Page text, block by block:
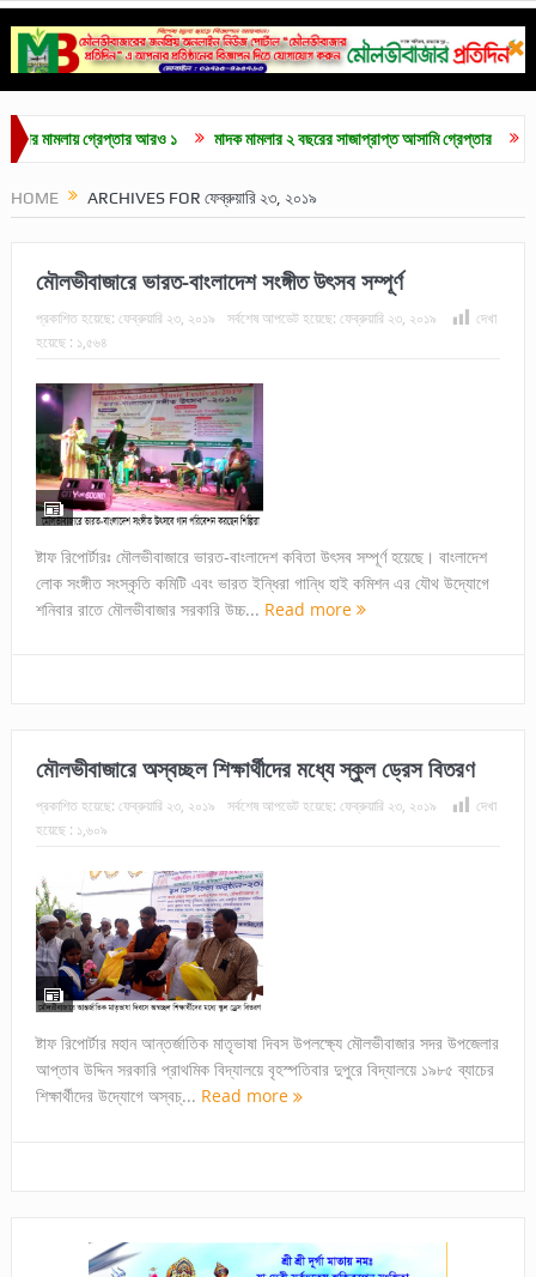
গ্রেপ্তার আরও ১ মাদক মামলার ২ বছরের সাজাপ্রাপ্ত আসামি গ্রেপ্তার
HOME ARCHIVES FOR ফেব্রুয়ারি ২৩, ২০১৯
মৌলভীবাজারে ভারত-বাংলাদেশ সংঙ্গীত উৎসব সম্পূর্ণ
প্রকাশিত হয়েছে: ফেব্রুয়ারি ২৩, ২০১৯ সর্বশেষ আপডেট হয়েছে: ফেব্রুয়ারি ২৩, ২০১৯
দেখা
হয়েছে : ১,৫৬৪
ষ্টাফ রিপোর্টারঃ মৌলভীবাজারে ভারত-বাংলাদেশ কবিতা উৎসব সম্পূর্ণ হয়েছে। বাংলাদেশ
লোক সংঙ্গীত সংস্কৃতি কমিটি এবং ভারত ইন্ধিরা গান্ধি হাই কমিশন এর যৌথ উদ্যোগে
শনিবার রাতে মৌলভীবাজার সরকারি উচ্চ... Read more
মৌলভীবাজারে অস্বচ্ছল শিক্ষার্থীদের মধ্যে স্কুল ড্রেস বিতরণ
প্রকাশিত হয়েছে: ফেব্রুয়ারি ২৩, ২০১৯ সর্বশেষ আপডেট হয়েছে: ফেব্রুয়ারি ২৩, ২০১৯
দেখা
হয়েছে : ১,৬০৯
ষ্টাফ রিপোর্টার মহান আন্তর্জাতিক মাতৃভাষা দিবস উপলক্ষ্যে মৌলভীবাজার সদর উপজেলার
আপ্তাব উদ্দিন সরকারি প্রাথমিক বিদ্যালয়ে বৃহস্পতিবার দুপুরে বিদ্যালয়ে ১৯৮৫ ব্যাচের
শিক্ষার্থীদের উদ্যোগে অস্বচ্... Read more